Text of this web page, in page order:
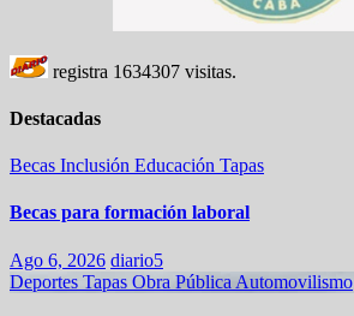
registra 1634307 visitas.
Destacadas
Becas Inclusión Educación Tapas
Becas para formación laboral
Ago 6, 2026 diario5
Deportes Tapas Obra Pública Automovilismo